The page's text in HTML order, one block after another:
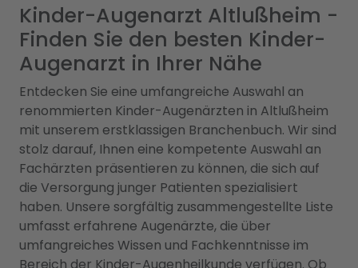
Kinder-Augenarzt Altlußheim -
Finden Sie den besten Kinder-
Augenarzt in Ihrer Nähe
Entdecken Sie eine umfangreiche Auswahl an
renommierten Kinder-Augenärzten in Altlußheim
mit unserem erstklassigen Branchenbuch. Wir sind
stolz darauf, Ihnen eine kompetente Auswahl an
Fachärzten präsentieren zu können, die sich auf
die Versorgung junger Patienten spezialisiert
haben. Unsere sorgfältig zusammengestellte Liste
umfasst erfahrene Augenärzte, die über
umfangreiches Wissen und Fachkenntnisse im
Bereich der Kinder-Augenheilkunde verfügen. Ob